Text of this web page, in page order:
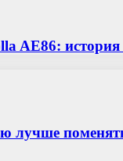
AE86:
лучше